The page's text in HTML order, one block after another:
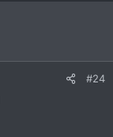
#24